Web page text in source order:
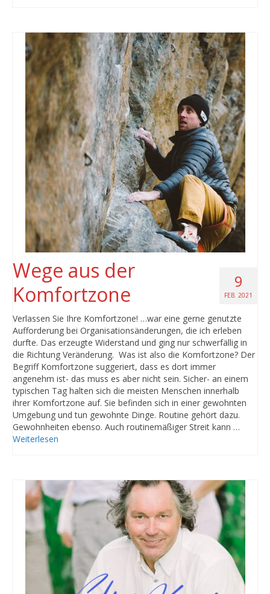
9
FEB. 2021
Wege aus der
Komfortzone
Verlassen Sie Ihre Komfortzone! …war eine gerne genutzte
Aufforderung bei Organisationsänderungen, die ich erleben
durfte. Das erzeugte Widerstand und ging nur schwerfällig in
die Richtung Veränderung. Was ist also die Komfortzone? Der
Begriff Komfortzone suggeriert, dass es dort immer
angenehm ist- das muss es aber nicht sein. Sicher- an einem
typischen Tag halten sich die meisten Menschen innerhalb
ihrer Komfortzone auf. Sie befinden sich in einer gewohnten
Umgebung und tun gewohnte Dinge. Routine gehört dazu.
Gewohnheiten ebenso. Auch routinemäßiger Streit kann …
Weiterlesen